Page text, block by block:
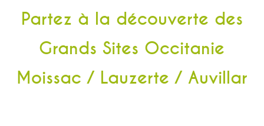
Partez à la découverte des
Grands Sites Occitanie
Moissac / Lauzerte / Auvillar